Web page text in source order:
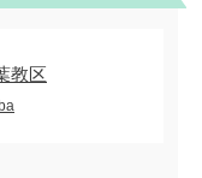
教区